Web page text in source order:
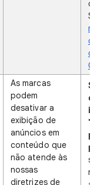
As marcas
podem
desativar a
exibição de
anúncios em
conteúdo que
não atende às
nossas
diretrizes de
Se
do